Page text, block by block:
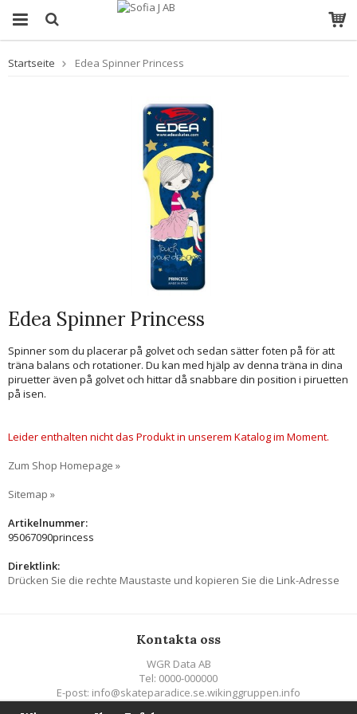
Startseite Edea Spinner Princess
Edea Spinner Princess
Spinner som du placerar på golvet och sedan sätter foten på för att
träna balans och rotationer. Du kan med hjälp av denna träna in dina
piruetter även på golvet och hittar då snabbare din position i piruetten
på isen.
Leider enthalten nicht das Produkt in unserem Katalog im Moment.
Zum Shop Homepage »
Sitemap »
Artikelnummer:
95067090princess
Direktlink:
Drücken Sie die rechte Maustaste und kopieren Sie die Link-Adresse
Kontakta oss
WGR Data AB
Tel: 0000-000000
E-post: info@skateparadice.se.wikinggruppen.info